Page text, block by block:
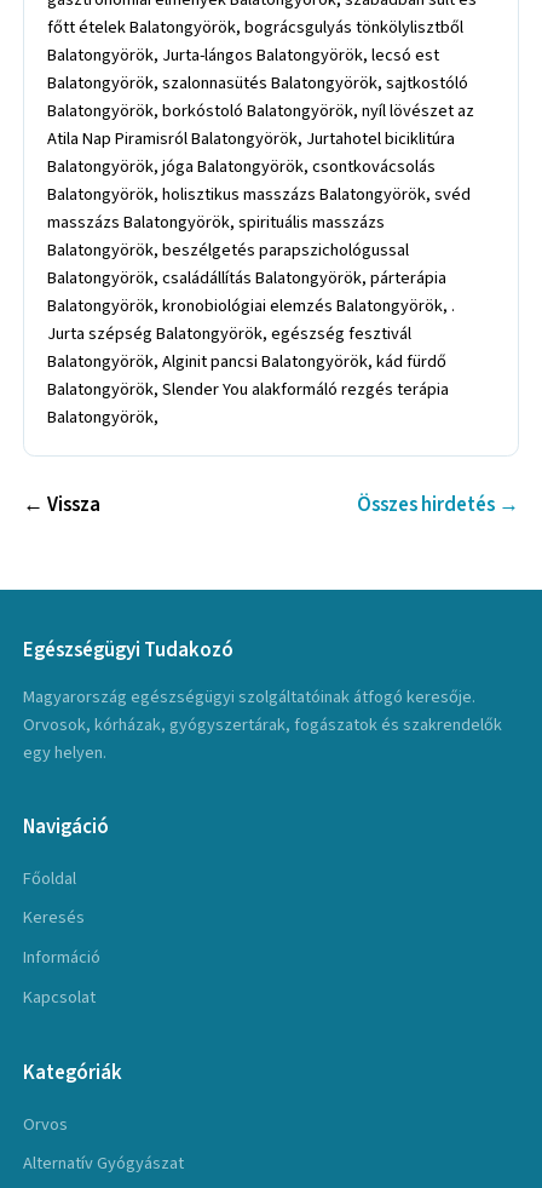
főtt ételek Balatongyörök, bográcsgulyás tönkölylisztből
Balatongyörök, Jurta-lángos Balatongyörök, lecsó est
Balatongyörök, szalonnasütés Balatongyörök, sajtkostóló
Balatongyörök, borkóstoló Balatongyörök, nyíl lövészet az
Atila Nap Piramisról Balatongyörök, Jurtahotel biciklitúra
Balatongyörök, jóga Balatongyörök, csontkovácsolás
Balatongyörök, holisztikus masszázs Balatongyörök, svéd
masszázs Balatongyörök, spirituális masszázs
Balatongyörök, beszélgetés parapszichológussal
Balatongyörök, családállítás Balatongyörök, párterápia
Balatongyörök, kronobiológiai elemzés Balatongyörök, .
Jurta szépség Balatongyörök, egészség fesztivál
Balatongyörök, Alginit pancsi Balatongyörök, kád fürdő
Balatongyörök, Slender You alakformáló rezgés terápia
Balatongyörök,
← Vissza Összes hirdetés →
Egészségügyi Tudakozó
Magyarország egészségügyi szolgáltatóinak átfogó keresője.
Orvosok, kórházak, gyógyszertárak, fogászatok és szakrendelők
egy helyen.
Navigáció
Főoldal
Keresés
Információ
Kapcsolat
Kategóriák
Orvos
Alternatív Gyógyászat